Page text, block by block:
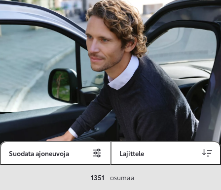
Suodata ajoneuvoja Lajittele
1351 osumaa